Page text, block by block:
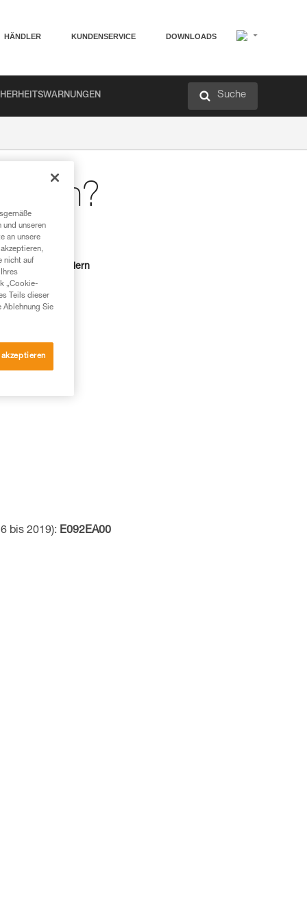
HÄNDLER KUNDENSERVICE DOWNLOADS
Suche
Petzl-Fachhändlern
bis 2019): E092EA00
und unseren
an unsere
nicht auf
„Cookie-
Teils dieser
Ablehnung Sie